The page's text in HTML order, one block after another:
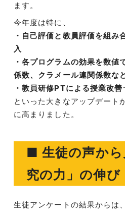
ます。
今年度は特に、
・自己評価と教員評価を組み
入
・各プログラムの効果を数値
係数、クラメール連関係数など
・教員研修PTによる授業改
といった大きなアップデート
に高まりました。
■ 生徒の声か
究の力」の伸び
生徒アンケートの結果からは、